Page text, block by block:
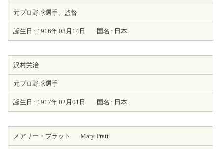
元プロ野球選手、監督
誕生日 : 1916年 08月14日 国名 : 日本
沢村栄治
元プロ野球選手
誕生日 : 1917年 02月01日 国名 : 日本
メアリー・プラット Mary Pratt